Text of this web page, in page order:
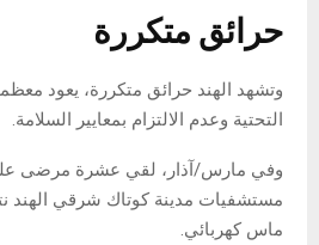
حرائق متكررة
وتشهد الهند حرائق متكررة، يعود
التحتية وعدم الالتزام بمعايير السلامة.
وفي مارس/آذار، لقي عشرة مرضى
مستشفيات مدينة كوتاك شرقي الهند
ماس كهربائي.